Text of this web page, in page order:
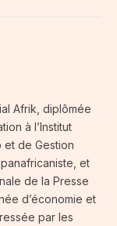
Afrik, diplômée
à l’Institut
et de Gestion
et
de la Presse
d’économie et
par les